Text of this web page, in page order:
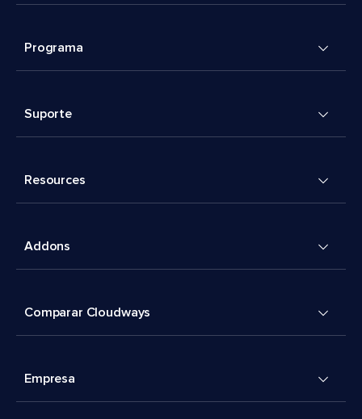
Programa
Suporte
Resources
Addons
Comparar Cloudways
Empresa